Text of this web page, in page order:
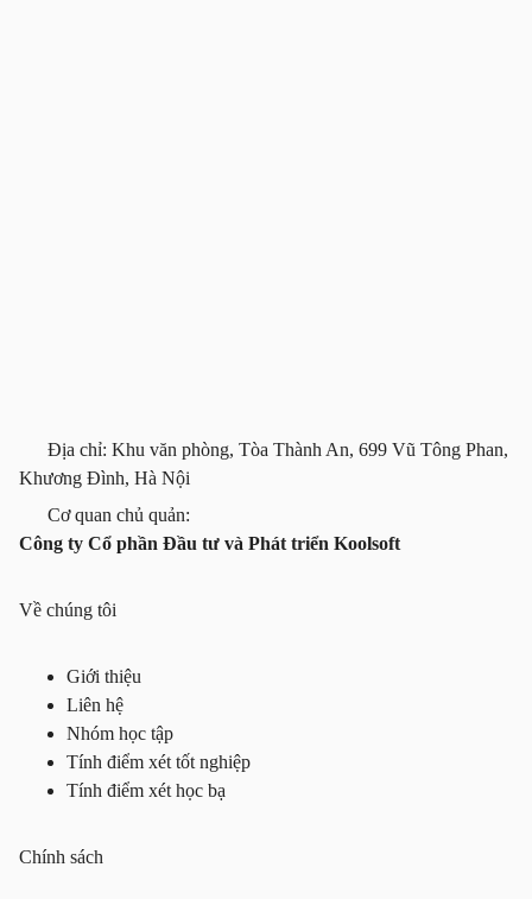
Địa chỉ: Khu văn phòng, Tòa Thành An, 699 Vũ Tông Phan,
Khương Đình, Hà Nội
Cơ quan chủ quản:
Công ty Cổ phần Đầu tư và Phát triển Koolsoft
Về chúng tôi
Giới thiệu
Liên hệ
Nhóm học tập
Tính điểm xét tốt nghiệp
Tính điểm xét học bạ
Chính sách